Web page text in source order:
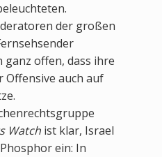
der großen
offen, dass ihre
Offensive auch auf
Watchist klar, Israel
ein: In